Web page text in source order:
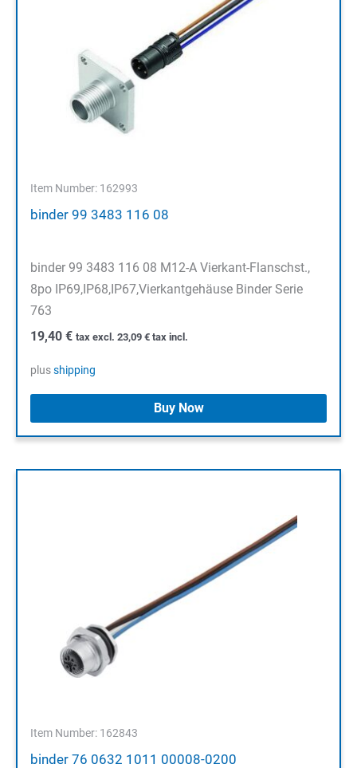
Item Number: 162993
binder 99 3483 116 08
binder 99 3483 116 08 M12-A Vierkant-Flanschst.,
8po IP69,IP68,IP67,Vierkantgehäuse Binder Serie
763
19,40 € tax excl. 23,09 € tax incl.
plusshipping
Buy Now
Item Number: 162843
binder 76 0632 1011 00008-0200